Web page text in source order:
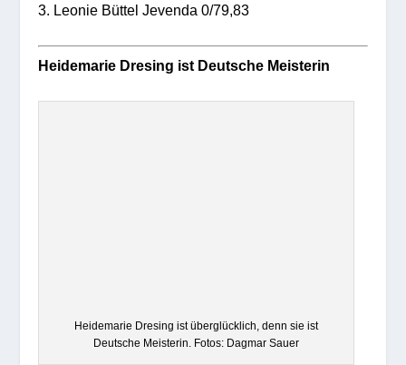
3. Leonie Büttel Jevenda 0/79,83
Heidemarie Dresing ist Deutsche Meisterin
Heidemarie Dresing ist überglücklich, denn sie ist
Deutsche Meisterin. Fotos: Dagmar Sauer